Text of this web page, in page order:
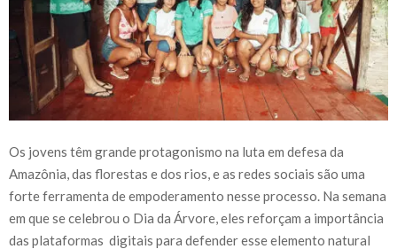
Os jovens têm grande protagonismo na luta em defesa da
Amazônia, das florestas e dos rios, e as redes sociais são uma
forte ferramenta de empoderamento nesse processo. Na semana
em que se celebrou o Dia da Árvore, eles reforçam a importância
das plataformas digitais para defender esse elemento natural